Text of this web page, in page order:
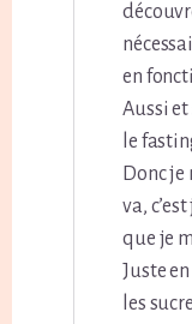
en
Aussi
le
Donc
va,
que je
Juste
les